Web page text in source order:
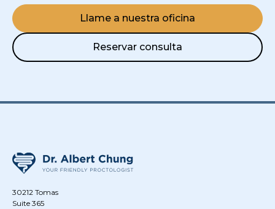
Llame a nuestra oficina
Reservar consulta
30212 Tomas
Suite 365